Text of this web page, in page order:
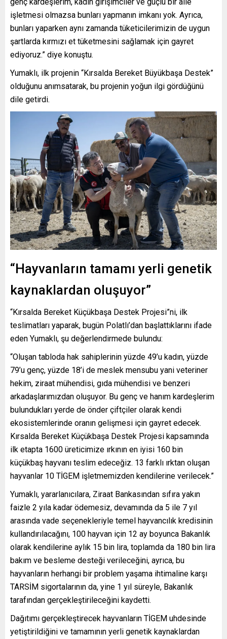
işletmesi olmazsa bunları yapmanın imkanı yok. Ayrıca,
bunları yaparken aynı zamanda tüketicilerimizin de uygun
şartlarda kırmızı et tüketmesini sağlamak için gayret
ediyoruz.” diye konuştu.
Yumaklı, ilk projenin “Kırsalda Bereket Büyükbaşa Destek”
olduğunu anımsatarak, bu projenin yoğun ilgi gördüğünü
dile getirdi.
“Hayvanların tamamı yerli genetik
kaynaklardan oluşuyor”
“Kırsalda Bereket Küçükbaşa Destek Projesi”ni, ilk
teslimatları yaparak, bugün Polatlı’dan başlattıklarını ifade
eden Yumaklı, şu değerlendirmede bulundu:
“Oluşan tabloda hak sahiplerinin yüzde 49’u kadın, yüzde
79’u genç, yüzde 18’i de meslek mensubu yani veteriner
hekim, ziraat mühendisi, gıda mühendisi ve benzeri
arkadaşlarımızdan oluşuyor. Bu genç ve hanım kardeşlerim
bulundukları yerde de önder çiftçiler olarak kendi
ekosistemlerinde oranın gelişmesi için gayret edecek.
Kırsalda Bereket Küçükbaşa Destek Projesi kapsamında
ilk etapta 1600 üreticimize ırkının en iyisi 160 bin
küçükbaş hayvanı teslim edeceğiz. 13 farklı ırktan oluşan
hayvanlar 10 TİGEM işletmemizden kendilerine verilecek.”
Yumaklı, yararlanıcılara, Ziraat Bankasından sıfıra yakın
faizle 2 yıla kadar ödemesiz, devamında da 5 ile 7 yıl
arasında vade seçenekleriyle temel hayvancılık kredisinin
kullandırılacağını, 100 hayvan için 12 ay boyunca Bakanlık
olarak kendilerine aylık 15 bin lira, toplamda da 180 bin lira
bakım ve besleme desteği verileceğini, ayrıca, bu
hayvanların herhangi bir problem yaşama ihtimaline karşı
TARSİM sigortalarının da, yine 1 yıl süreyle, Bakanlık
tarafından gerçekleştirileceğini kaydetti.
Dağıtımı gerçekleştirecek hayvanların TİGEM uhdesinde
yetiştirildiğini ve tamamının yerli genetik kaynaklardan